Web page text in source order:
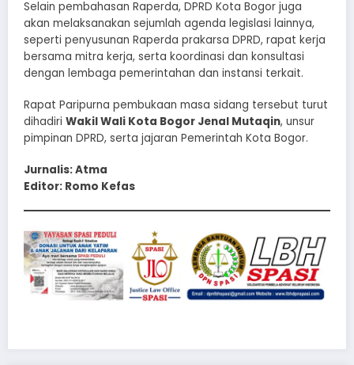
Selain pembahasan Raperda, DPRD Kota Bogor juga
akan melaksanakan sejumlah agenda legislasi lainnya,
seperti penyusunan Raperda prakarsa DPRD, rapat kerja
bersama mitra kerja, serta koordinasi dan konsultasi
dengan lembaga pemerintahan dan instansi terkait.
Rapat Paripurna pembukaan masa sidang tersebut turut
dihadiri Wakil Wali Kota Bogor Jenal Mutaqin, unsur
pimpinan DPRD, serta jajaran Pemerintah Kota Bogor.
Jurnalis: Atma
Editor: Romo Kefas